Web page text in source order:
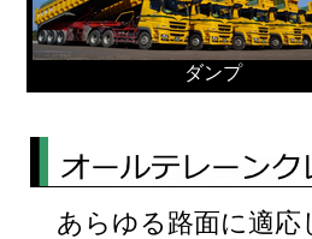
ダンプ
あらゆる路面に適応